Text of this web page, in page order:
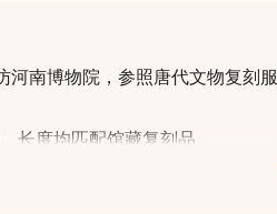
南博物院，参照唐代文物复刻服
长度均匹配馆藏复刻品
贴合盛唐古乐特点